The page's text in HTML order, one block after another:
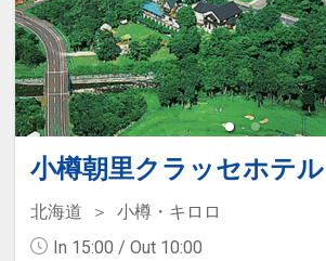
小樽朝里クラッセホテル
北海道
小樽・キロロ
In 15:00 / Out 10:00